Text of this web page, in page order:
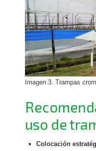
Imagen 3. Trampas
uso de
Colocación